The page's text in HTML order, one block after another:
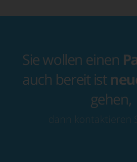
Sie wollen einen
auch bereit ist
gehen,
dann kontaktieren